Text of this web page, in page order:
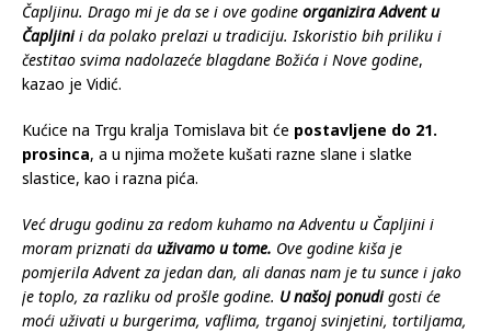
Čapljinu. Drago mi je da se i ove godine organizira Advent u
Čapljinii da polako prelazi u tradiciju. Iskoristio bih priliku i
čestitao svima nadolazeće blagdane Božića i Nove godine,
kazao je Vidić.
Kućice na Trgu kralja Tomislava bit će postavljene do 21.
prosinca, a u njima možete kušati razne slane i slatke
slastice, kao i razna pića.
Već drugu godinu za redom kuhamo na Adventu u Čapljini i
moram priznati da uživamo u tome. Ove godine kiša je
pomjerila Advent za jedan dan, ali danas nam je tu sunce i jako
je toplo, za razliku od prošle godine. U našoj ponudigosti će
moći uživati u burgerima, vaflima, trganoj svinjetini, tortiljama,